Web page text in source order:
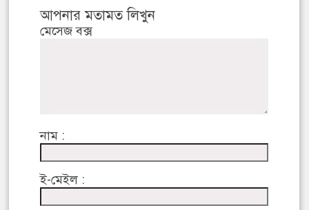
আপনার মতামত লিখুন
মেসেজ বক্স
নাম :
ই-মেইল :